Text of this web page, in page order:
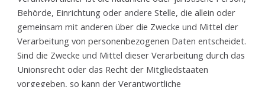
Behörde, Einrichtung oder andere Stelle, die allein oder
gemeinsam mit anderen über die Zwecke und Mittel der
Verarbeitung von personenbezogenen Daten entscheidet.
Sind die Zwecke und Mittel dieser Verarbeitung durch das
Unionsrecht oder das Recht der Mitgliedstaaten
vorgegeben, so kann der Verantwortliche